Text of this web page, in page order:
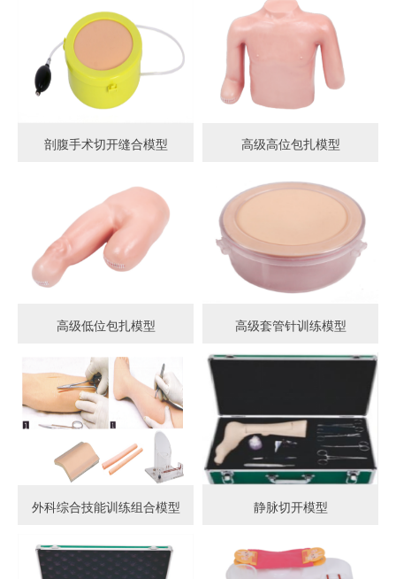
剖腹手术切开缝合模型 高级高位包扎模型
高级低位包扎模型 高级套管针训练模型
外科综合技能训练组合模型 静脉切开模型